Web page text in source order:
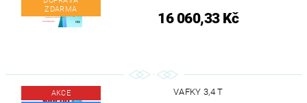
ZDARMA
16 060,33 Kč
AKCE
VAFKY 3,4 T